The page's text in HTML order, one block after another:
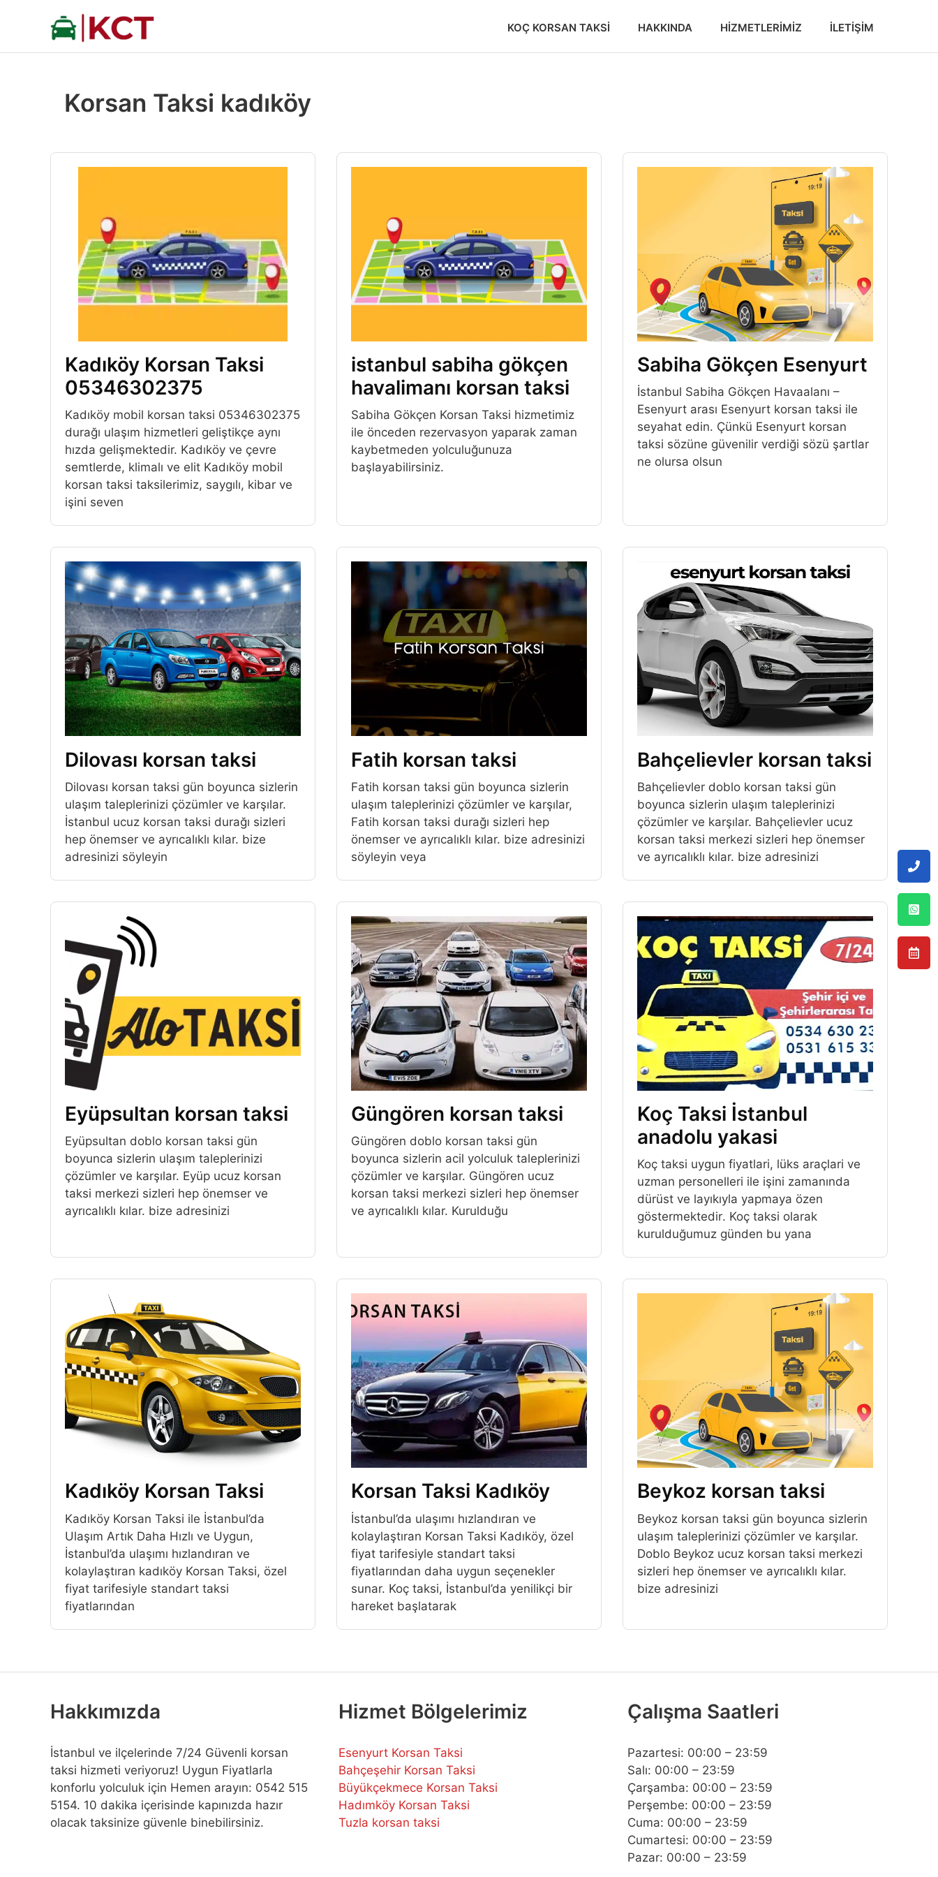
KOÇ KORSAN TAKSI HAKKINDA HIZMETLERIMIZ İLETIŞIM
Korsan Taksi kadıköy
Kadıköy Korsan Taksi
05346302375
Kadıköy mobil korsan taksi 05346302375
durağı ulaşım hizmetleri geliştikçe aynı
hızda gelişmektedir. Kadıköy ve çevre
semtlerde, klimalı ve elit Kadıköy mobil
korsan taksi taksilerimiz, saygılı, kibar ve
işini seven
istanbul sabiha gökçen
havalimanı korsan taksi
Sabiha Gökçen Korsan Taksi hizmetimiz
ile önceden rezervasyon yaparak zaman
kaybetmeden yolculuğunuza
başlayabilirsiniz.
Sabiha Gökçen Esenyurt
İstanbul Sabiha Gökçen Havaalanı –
Esenyurt arası Esenyurt korsan taksi ile
seyahat edin. Çünkü Esenyurt korsan
taksi sözüne güvenilir verdiği sözü şartlar
ne olursa olsun
Dilovası korsan taksi
Dilovası korsan taksi gün boyunca sizlerin
ulaşım taleplerinizi çözümler ve karşılar.
İstanbul ucuz korsan taksi durağı sizleri
hep önemser ve ayrıcalıklı kılar. bize
adresinizi söyleyin
Fatih korsan taksi
Fatih korsan taksi gün boyunca sizlerin
ulaşım taleplerinizi çözümler ve karşılar,
Fatih korsan taksi durağı sizleri hep
önemser ve ayrıcalıklı kılar. bize adresinizi
söyleyin veya
Bahçelievler korsan taksi
Bahçelievler doblo korsan taksi gün
boyunca sizlerin ulaşım taleplerinizi
çözümler ve karşılar. Bahçelievler ucuz
korsan taksi merkezi sizleri hep önemser
ve ayrıcalıklı kılar. bize adresinizi
Eyüpsultan korsan taksi
Eyüpsultan doblo korsan taksi gün
boyunca sizlerin ulaşım taleplerinizi
çözümler ve karşılar. Eyüp ucuz korsan
taksi merkezi sizleri hep önemser ve
ayrıcalıklı kılar. bize adresinizi
Güngören korsan taksi
Güngören doblo korsan taksi gün
boyunca sizlerin acil yolculuk taleplerinizi
çözümler ve karşılar. Güngören ucuz
korsan taksi merkezi sizleri hep önemser
ve ayrıcalıklı kılar. Kurulduğu
Koç Taksi İstanbul
anadolu yakasi
Koç taksi uygun fiyatlari, lüks araçlari ve
uzman personelleri ile işini zamanında
dürüst ve layıkıyla yapmaya özen
göstermektedir. Koç taksi olarak
kurulduğumuz günden bu yana
Kadıköy Korsan Taksi
Kadıköy Korsan Taksi ile İstanbul’da
Ulaşım Artık Daha Hızlı ve Uygun,
İstanbul’da ulaşımı hızlandıran ve
kolaylaştıran kadıköy Korsan Taksi, özel
fiyat tarifesiyle standart taksi
fiyatlarından
Korsan Taksi Kadıköy
İstanbul’da ulaşımı hızlandıran ve
kolaylaştıran Korsan Taksi Kadıköy, özel
fiyat tarifesiyle standart taksi
fiyatlarından daha uygun seçenekler
sunar. Koç taksi, İstanbul’da yenilikçi bir
hareket başlatarak
Beykoz korsan taksi
Beykoz korsan taksi gün boyunca sizlerin
ulaşım taleplerinizi çözümler ve karşılar.
Doblo Beykoz ucuz korsan taksi merkezi
sizleri hep önemser ve ayrıcalıklı kılar.
bize adresinizi
Hakkımızda
İstanbul ve ilçelerinde 7/24 Güvenli korsan
taksi hizmeti veriyoruz! Uygun Fiyatlarla
konforlu yolculuk için Hemen arayın: 0542 515
5154. 10 dakika içerisinde kapınızda hazır
olacak taksinize güvenle binebilirsiniz.
Hizmet Bölgelerimiz
Esenyurt Korsan Taksi
Bahçeşehir Korsan Taksi
Büyükçekmece Korsan Taksi
Hadımköy Korsan Taksi
Tuzla korsan taksi
Çalışma Saatleri
Pazartesi: 00:00 – 23:59
Salı: 00:00 – 23:59
Çarşamba: 00:00 – 23:59
Perşembe: 00:00 – 23:59
Cuma: 00:00 – 23:59
Cumartesi: 00:00 – 23:59
Pazar: 00:00 – 23:59